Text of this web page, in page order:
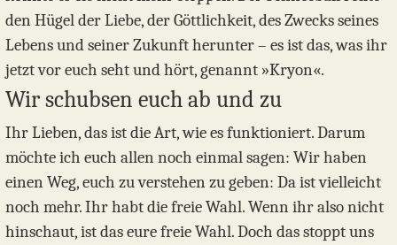
den Hügel der Liebe, der Göttlichkeit, des Zwecks seines
Lebens und seiner Zukunft herunter – es ist das, was ihr
jetzt vor euch seht und hört, genannt »Kryon«.
Wir schubsen euch ab und zu
Ihr Lieben, das ist die Art, wie es funktioniert. Darum
möchte ich euch allen noch einmal sagen: Wir haben
einen Weg, euch zu verstehen zu geben: Da ist vielleicht
noch mehr. Ihr habt die freie Wahl. Wenn ihr also nicht
hinschaut, ist das eure freie Wahl. Doch das stoppt uns